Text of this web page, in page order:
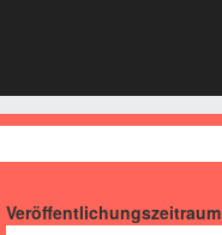
Veröffentlichungszeitraum